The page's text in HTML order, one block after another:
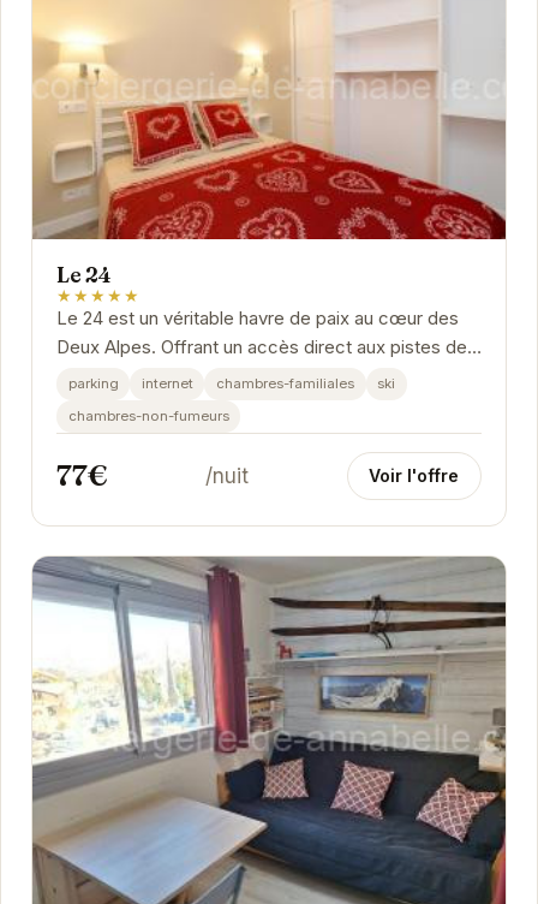
Le 24
★★★★★
Le 24 est un véritable havre de paix au cœur des
Deux Alpes. Offrant un accès direct aux pistes de
ski, cet établissement propose des...
parking internet chambres-familiales
ski
chambres-non-fumeurs
77€ /nuit Voir l'offre